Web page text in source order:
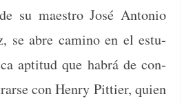
su mae­stro José Anto­nio
se abre camino en el estu­
apti­tud que habrá de con­
con Hen­ry Pit­ti­er, quien